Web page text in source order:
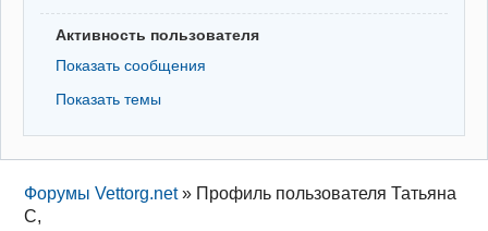
Активность пользователя
Показать сообщения
Показать темы
Форумы Vettorg.net » Профиль пользователя Татьяна
C,